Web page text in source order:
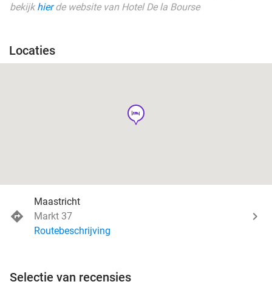
bekijkhierde website van Hotel De la Bourse
Locaties
hotel
Maastricht
Markt 37
Routebeschrijving
Selectie van recensies